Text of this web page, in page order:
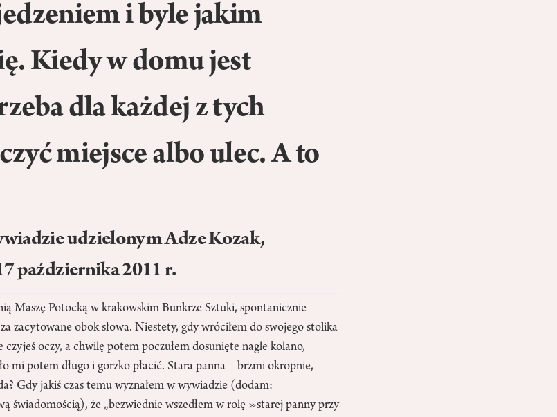
i byle jakim
Kiedy w domu jest
dla każdej z tych
miejsce albo ulec. A to
udzielonym Adze Kozak,
października 2011 r.
Maszę Potocką w krakowskim Bunkrze Sztuki, spontanicznie
zacytowane obok słowa. Niestety, gdy wróciłem do swojego stolika
oczy, a chwilę potem poczułem dosunięte nagle kolano,
mi potem długo i gorzko płacić. Stara panna – brzmi okropnie,
Gdy jakiś czas temu wyznałem w wywiadzie (dodam:
świadomością), że „bezwiednie wszedłem w rolę »starej panny przy